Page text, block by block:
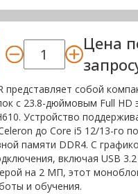
Цена
представляет собой
с 23.8-дюймовым Full HD
Устройство
до Core i5 12/13-го
памяти DDR4. С
включая USB
на 2 МП, этот
и обучения.